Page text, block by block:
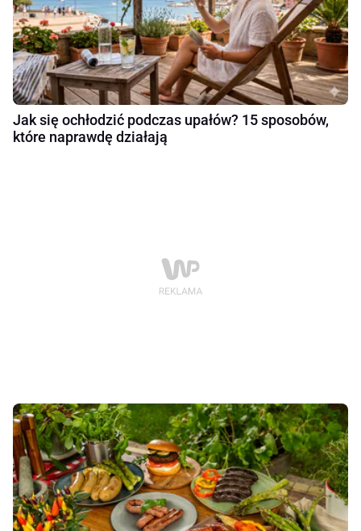
Jak się ochłodzić podczas upałów? 15 sposobów,
które naprawdę działają